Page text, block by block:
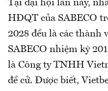
Tại đại hội lần này,
HĐQT của SABECO
2028 đều là các thành
SABECO nhiệm kỳ
là Công ty TNHH
đề cử. Được biết,